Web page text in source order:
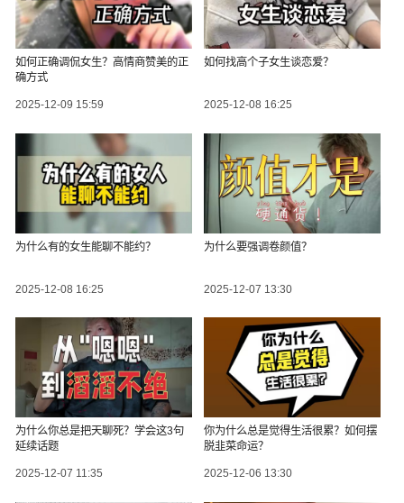
如何正确调侃女生？高情商赞美的正
确方式
2025-12-09 15:59
如何找高个子女生谈恋爱？
2025-12-08 16:25
为什么有的女生能聊不能约？
2025-12-08 16:25
为什么要强调卷颜值？
2025-12-07 13:30
为什么你总是把天聊死？学会这3句
延续话题
2025-12-07 11:35
你为什么总是觉得生活很累？如何摆
脱韭菜命运？
2025-12-06 13:30